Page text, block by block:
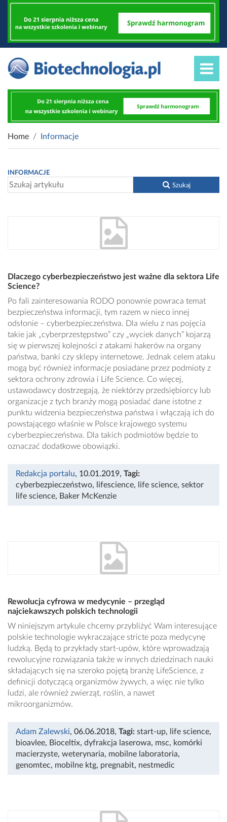
Home Informacje
INFORMACJE
Szukaj
Dlaczego cyberbezpieczeństwo jest ważne dla sektora Life
Science?
Po fali zainteresowania RODO ponownie powraca temat
bezpieczeństwa informacji, tym razem w nieco innej
odsłonie – cyberbezpieczeństwa. Dla wielu z nas pojęcia
takie jak „cyberprzestępstwo” czy „wyciek danych” kojarzą
się w pierwszej kolejności z atakami hakerów na organy
państwa, banki czy sklepy internetowe. Jednak celem ataku
mogą być również informacje posiadane przez podmioty z
sektora ochrony zdrowia i Life Science. Co więcej,
ustawodawcy dostrzegają, że niektórzy przedsiębiorcy lub
organizacje z tych branży mogą posiadać dane istotne z
punktu widzenia bezpieczeństwa państwa i włączają ich do
powstającego właśnie w Polsce krajowego systemu
cyberbezpieczeństwa. Dla takich podmiotów będzie to
oznaczać dodatkowe obowiązki.
Redakcja portalu, 10.01.2019, Tagi:
cyberbezpieczeństwo, lifescience, life science, sektor
life science, Baker McKenzie
Rewolucja cyfrowa w medycynie – przegląd
najciekawszych polskich technologii
W niniejszym artykule chcemy przybliżyć Wam interesujące
polskie technologie wykraczające stricte poza medycynę
ludzką. Będą to przykłady start-upów, które wprowadzają
rewolucyjne rozwiązania także w innych dziedzinach nauki
składających się na szeroko pojętą branżę LifeScience, z
definicji dotyczącą organizmów żywych, a więc nie tylko
ludzi, ale również zwierząt, roślin, a nawet
mikroorganizmów.
Adam Zalewski, 06.06.2018, Tagi: start-up, life science,
bioavlee, Bioceltix, dyfrakcja laserowa, msc, komórki
macierzyste, weterynaria, mobilne laboratoria,
genomtec, mobilne ktg, pregnabit, nestmedic